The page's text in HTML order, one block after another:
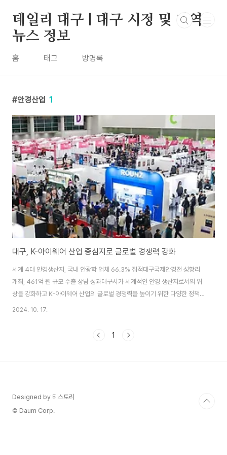
데일리 대구 | 대구 시정 및 지역
뉴스 정보
홈 태그 방명록
안경산업 1
대구, K-아이웨어 산업 중심지로 글로벌 경쟁력 강화
세계 4대 안경생산지, 국내 안광학 업체 66.3% 집적대구국제안경전 성황리
개최, 461억 원 규모 수출 상담 성과대구시가 세계적인 안경 생산지로서의 위
상을 강화하고 K-아이웨어 산업의 글로벌 경쟁력을 높이기 위한 다양한 정책
을 추진하고 있다. 대구는 세계 4대 안경생산지 중 하나로, 국내 안광학 업체의
(DIOPS)에서는 29개국 825명의 해외 바이어와 3,417만 6,000달러(약
2024. 10. 17.
1
Designed by 티스토리
© Daum Corp.